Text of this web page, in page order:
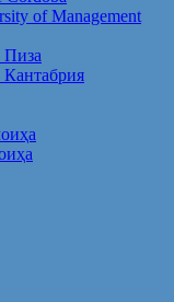
of Management